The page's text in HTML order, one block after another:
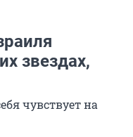
звездах,
чувствует на